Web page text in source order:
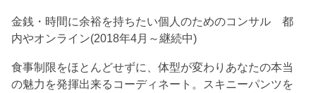
金銭・時間に余裕を持ちたい個人のためのコンサル 都
内やオンライン(2018年4月～継続中)
食事制限をほとんどせずに、体型が変わりあなたの本当
の魅力を発揮出来るコーディネート。スキニーパンツを